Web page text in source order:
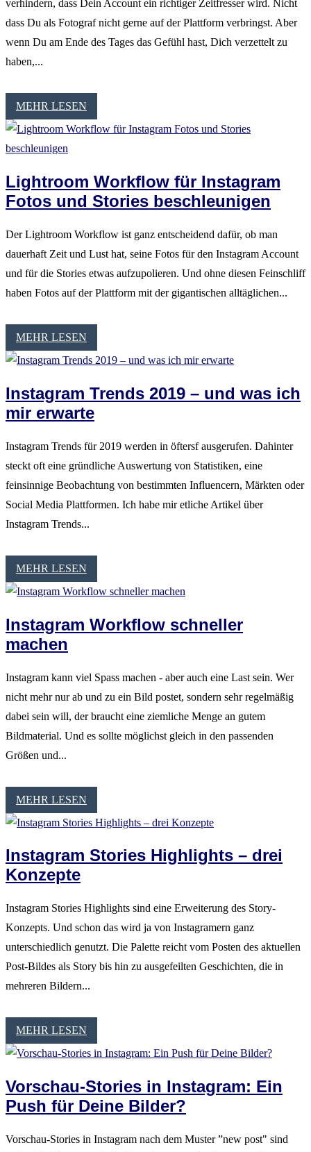
verhindern, dass Dein Account ein richtiger Zeitfresser wird. Nicht
dass Du als Fotograf nicht gerne auf der Plattform verbringst. Aber
wenn Du am Ende des Tages das Gefühl hast, Dich verzettelt zu
haben,...
MEHR LESEN
Lightroom Workflow für Instagram
Fotos und Stories beschleunigen
Der Lightroom Workflow ist ganz entscheidend dafür, ob man
dauerhaft Zeit und Lust hat, seine Fotos für den Instagram Account
und für die Stories etwas aufzupolieren. Und ohne diesen Feinschliff
haben Fotos auf der Plattform mit der gigantischen alltäglichen...
MEHR LESEN
Instagram Trends 2019 – und was ich
mir erwarte
Instagram Trends für 2019 werden in öftersf ausgerufen. Dahinter
steckt oft eine gründliche Auswertung von Statistiken, eine
feinsinnige Beobachtung von bestimmten Influencern, Märkten oder
Social Media Plattformen. Ich habe mir etliche Artikel über
Instagram Trends...
MEHR LESEN
Instagram Workflow schneller
machen
Instagram kann viel Spass machen - aber auch eine Last sein. Wer
nicht mehr nur ab und zu ein Bild postet, sondern sehr regelmäßig
dabei sein will, der braucht eine ziemliche Menge an gutem
Bildmaterial. Und es sollte möglichst gleich in den passenden
Größen und...
MEHR LESEN
Instagram Stories Highlights – drei
Konzepte
Instagram Stories Highlights sind eine Erweiterung des Story-
Konzepts. Und schon das wird ja von Instagramern ganz
unterschiedlich genutzt. Die Palette reicht vom Posten des aktuellen
Post-Bildes als Story bis hin zu ausgefeilten Geschichten, die in
mehreren Bildern...
MEHR LESEN
Vorschau-Stories in Instagram: Ein
Push für Deine Bilder?
Vorschau-Stories in Instagram nach dem Muster ”new post" sind